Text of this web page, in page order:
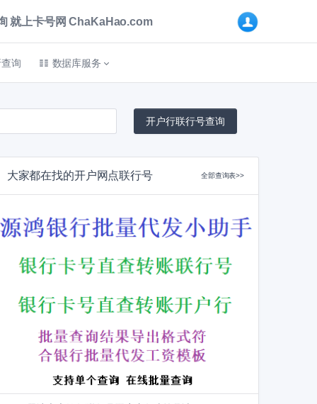
就上卡号网 ChaKaHao.com
询 数据库服务
大家都在找的开户网点联行号 全部查询表>>